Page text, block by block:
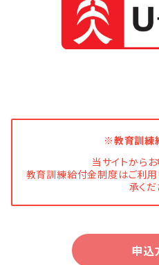
※教育訓練
当サイトから
教育訓練給付金制度はご利
承くだ
申込